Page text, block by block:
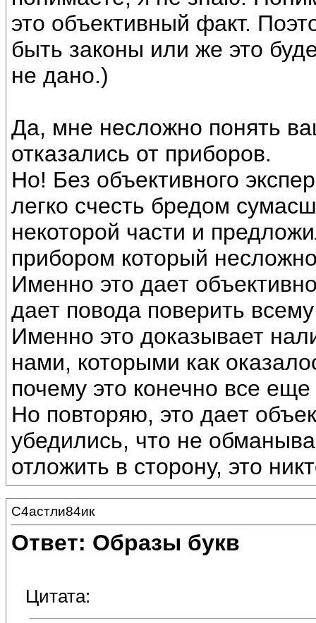
это объективный факт.
быть законы или же это
не дано.)
Да, мне несложно понять
отказались от приборов.
Но! Без объективного
легко счесть бредом
некоторой части и
прибором который
Именно это дает
дает повода поверить
Именно это доказывает
нами, которыми как
почему это конечно все
Но повторяю, это дает
убедились, что не
отложить в сторону, это
С4астли84ик
Ответ: Образы букв
Цитата: